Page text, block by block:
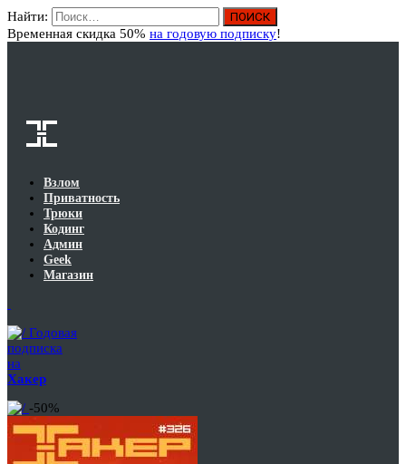
Найти:
Временная скидка 50% на годовую подписку!
Взлом
Приватность
Трюки
Кодинг
Админ
Geek
Магазин
Годовая
подписка
на
Хакер
-50%